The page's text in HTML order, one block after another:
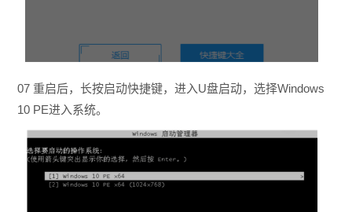
07 重启后，长按启动快捷键，进入U盘启动，选择Windows
10 PE进入系统。